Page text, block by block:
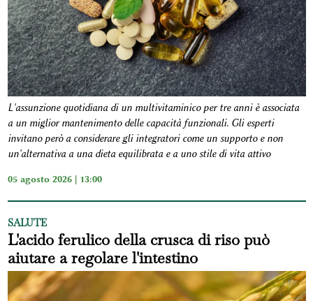
L'assunzione quotidiana di un multivitaminico per tre anni è associata
a un miglior mantenimento delle capacità funzionali. Gli esperti
invitano però a considerare gli integratori come un supporto e non
un'alternativa a una dieta equilibrata e a uno stile di vita attivo
05 agosto 2026 | 13:00
SALUTE
L'acido ferulico della crusca di riso può
aiutare a regolare l'intestino